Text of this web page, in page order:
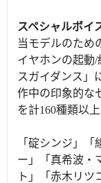
スペシャルボイ
当モデルのため
イヤホンの起動
スガイダンス」
作中の印象的な
を計160種類以上
「碇シンジ」
ー」「真希波・
ト」「赤木リツ